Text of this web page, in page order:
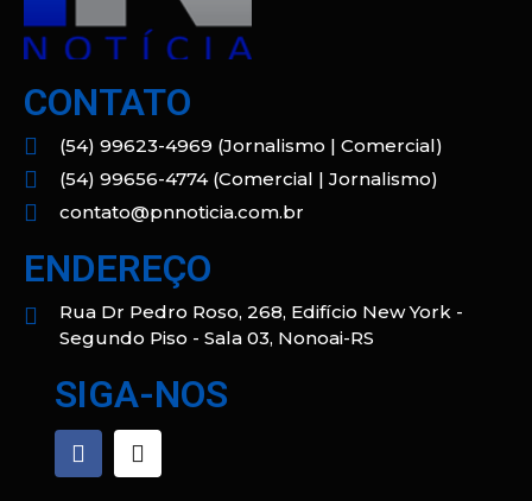
CONTATO
(54) 99623-4969 (Jornalismo | Comercial)
(54) 99656-4774 (Comercial | Jornalismo)
contato@pnnoticia.com.br
ENDEREÇO
Rua Dr Pedro Roso, 268, Edifício New York -
Segundo Piso - Sala 03, Nonoai-RS
SIGA-NOS